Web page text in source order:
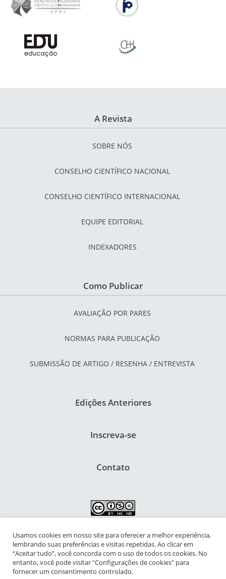
A Revista
SOBRE NÓS
CONSELHO CIENTÍFICO NACIONAL
CONSELHO CIENTÍFICO INTERNACIONAL
EQUIPE EDITORIAL
INDEXADORES
Como Publicar
AVALIAÇÃO POR PARES
NORMAS PARA PUBLICAÇÃO
SUBMISSÃO DE ARTIGO / RESENHA / ENTREVISTA
Edições Anteriores
Inscreva-se
Contato
NIPIAC – Núcleo Interdisciplinar de Pesquisa para a Infância e
Adolescência Contemporâneas
Universidade Federal do Rio de Janeiro - Campus da Praia Vermelha
Usamos cookies em nosso site para oferecer a melhor experiência,
lembrando suas preferências e visitas repetidas. Ao clicar em
“Aceitar tudo”, você concorda com o uso de todos os cookies. No
entanto, você pode visitar "Configurações de cookies" para
fornecer um consentimento controlado.